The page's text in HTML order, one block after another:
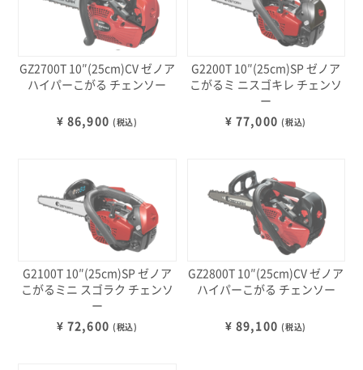
GZ2700T 10″(25cm)CV ゼノア
ハイパーこがる チェンソー
¥ 86,900 (税込)
G2200T 10″(25cm)SP ゼノア
こがるミ ニスゴキレ チェンソ
ー
¥ 77,000 (税込)
G2100T 10″(25cm)SP ゼノア
こがるミニ スゴラク チェンソ
ー
¥ 72,600 (税込)
GZ2800T 10″(25cm)CV ゼノア
ハイパーこがる チェンソー
¥ 89,100 (税込)